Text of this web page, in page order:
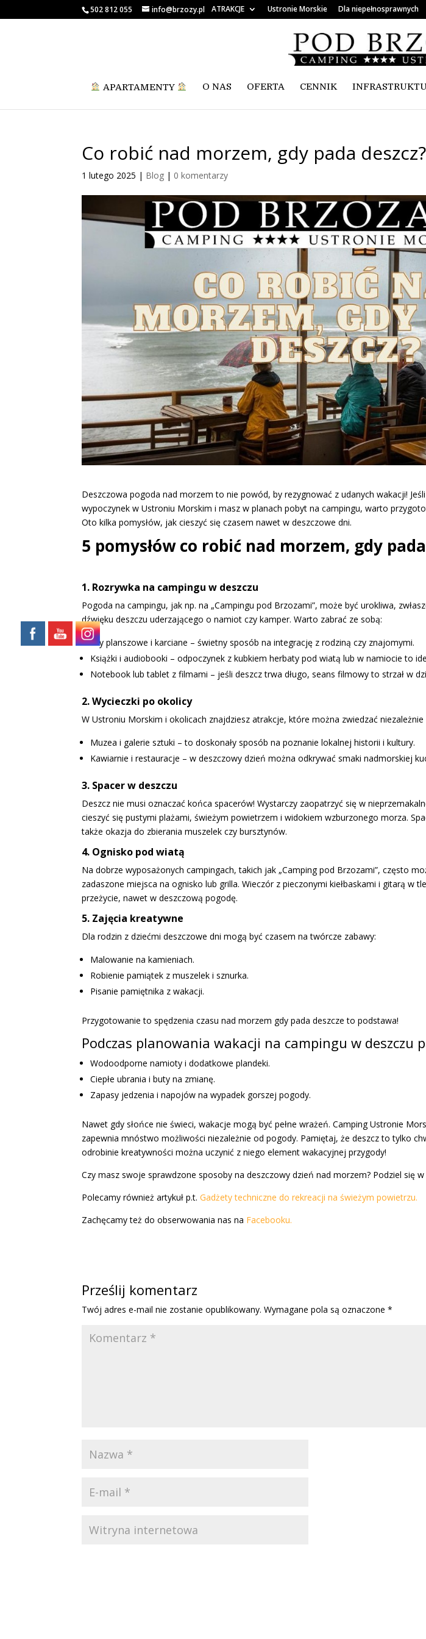
502 812 055 info@brzozy.pl ATRAKCJE Ustronie Morskie Dla niepełnosprawnych
APARTAMENTY O NAS OFERTA CENNIK
Co robić nad morzem, gdy pada deszcz?
1 lutego 2025 | Blog | 0 komentarzy
Deszczowa pogoda nad morzem to nie powód, by rezygnować z udanych wakacji!
wypoczynek w Ustroniu Morskim i masz w planach pobyt na campingu, warto
Oto kilka pomysłów, jak cieszyć się czasem nawet w deszczowe dni.
5 pomysłów co robić nad morzem, gdy
1. Rozrywka na campingu w deszczu
Pogoda na campingu, jak np. na „Campingu pod Brzozami”, może być urokliwa,
dźwięku deszczu uderzającego o namiot czy kamper. Warto zabrać ze sobą:
Gry planszowe i karciane – świetny sposób na integrację z rodziną czy znajomymi.
Książki i audiobooki – odpoczynek z kubkiem herbaty pod wiatą lub w namiocie to
Notebook lub tablet z filmami – jeśli deszcz trwa długo, seans filmowy to strzał w
2. Wycieczki po okolicy
W Ustroniu Morskim i okolicach znajdziesz atrakcje, które można zwiedzać
Muzea i galerie sztuki – to doskonały sposób na poznanie lokalnej historii i kultury.
Kawiarnie i restauracje – w deszczowy dzień można odkrywać smaki nadmorskiej
3. Spacer w deszczu
Deszcz nie musi oznaczać końca spacerów! Wystarczy zaopatrzyć się w
cieszyć się pustymi plażami, świeżym powietrzem i widokiem wzburzonego morza.
także okazja do zbierania muszelek czy bursztynów.
4. Ognisko pod wiatą
Na dobrze wyposażonych campingach, takich jak „Camping pod Brzozami”, często
zadaszone miejsca na ognisko lub grilla. Wieczór z pieczonymi kiełbaskami i gitarą w
przeżycie, nawet w deszczową pogodę.
5. Zajęcia kreatywne
Dla rodzin z dziećmi deszczowe dni mogą być czasem na twórcze zabawy:
Malowanie na kamieniach.
Robienie pamiątek z muszelek i sznurka.
Pisanie pamiętnika z wakacji.
Przygotowanie to spędzenia czasu nad morzem gdy pada deszcze to podstawa!
Podczas planowania wakacji na campingu w deszczu
Wodoodporne namioty i dodatkowe plandeki.
Ciepłe ubrania i buty na zmianę.
Zapasy jedzenia i napojów na wypadek gorszej pogody.
Nawet gdy słońce nie świeci, wakacje mogą być pełne wrażeń. Camping Ustronie
zapewnia mnóstwo możliwości niezależnie od pogody. Pamiętaj, że deszcz to tylko
odrobinie kreatywności można uczynić z niego element wakacyjnej przygody!
Czy masz swoje sprawdzone sposoby na deszczowy dzień nad morzem? Podziel się
Polecamy również artykuł p.t.Gadżety techniczne do rekreacji na świeżym powietrzu.
Zachęcamy też do obserwowania nas na Facebooku.
Prześlij komentarz
Twój adres e-mail nie zostanie opublikowany. Wymagane pola są oznaczone*